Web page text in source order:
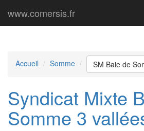
www.comersis.fr
Accueil Somme SM Baie de
Syndicat Mixte
Somme 3